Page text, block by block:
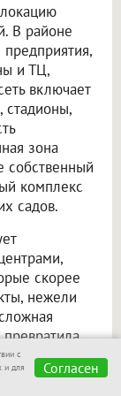
В районе
и ТЦ,
включает
зона
собственный
комплекс
садов.
скорее
нежели
зоны —
с
и для
Согласен